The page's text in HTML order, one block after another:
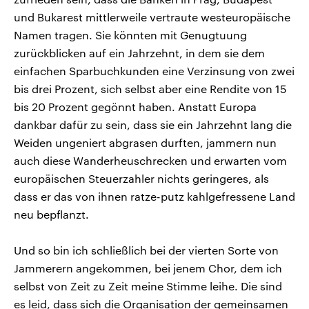
und Bukarest mittlerweile vertraute westeuropäische
Namen tragen. Sie könnten mit Genugtuung
zurückblicken auf ein Jahrzehnt, in dem sie dem
einfachen Sparbuchkunden eine Verzinsung von zwei
bis drei Prozent, sich selbst aber eine Rendite von 15
bis 20 Prozent gegönnt haben. Anstatt Europa
dankbar dafür zu sein, dass sie ein Jahrzehnt lang die
Weiden ungeniert abgrasen durften, jammern nun
auch diese Wanderheuschrecken und erwarten vom
europäischen Steuerzahler nichts geringeres, als
dass er das von ihnen ratze-putz kahlgefressene Land
neu bepflanzt.
Und so bin ich schließlich bei der vierten Sorte von
Jammerern angekommen, bei jenem Chor, dem ich
selbst von Zeit zu Zeit meine Stimme leihe. Die sind
es leid, dass sich die Organisation der gemeinsamen